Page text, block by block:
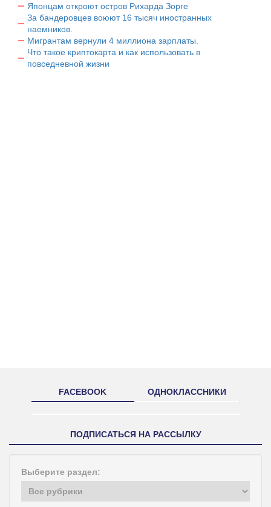
Японцам откроют остров Рихарда Зорге
За бандеровцев воюют 16 тысяч иностранных
наемников.
Мигрантам вернули 4 миллиона зарплаты.
Что такое криптокарта и как использовать в
повседневной жизни
FACEBOOK ОДНОКЛАССНИКИ
ПОДПИСАТЬСЯ НА РАССЫЛКУ
Выберите раздел: